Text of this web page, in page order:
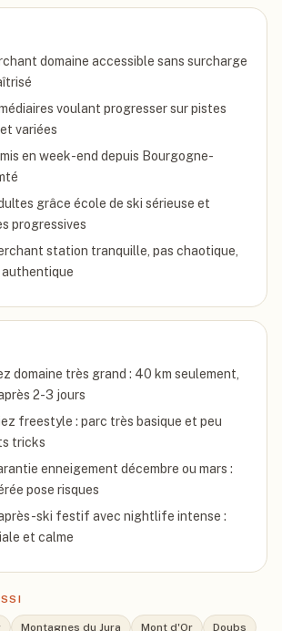
domaine accessible sans surcharge
voulant progresser sur pistes
variées
en week-end depuis Bourgogne-
grâce école de ski sérieuse et
progressives
station tranquille, pas chaotique,
authentique
domaine très grand : 40 km seulement,
2-3 jours
freestyle : parc très basique et peu
tricks
enneigement décembre ou mars :
pose risques
ski festif avec nightlife intense :
et calme
Montagnes du Jura Mont d'Or Doubs